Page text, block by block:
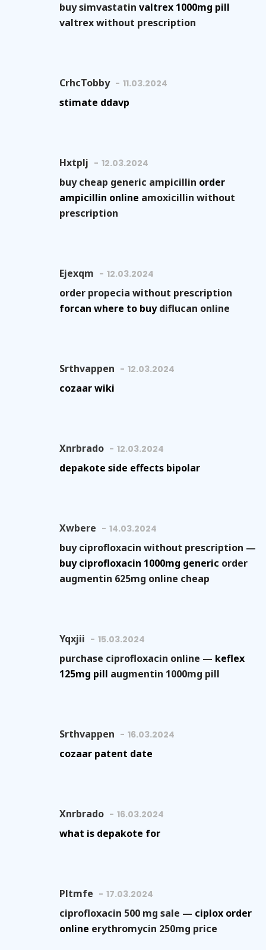
buy simvastatin valtrex 1000mg pill
valtrex without prescription
CrhcTobby 11.03.2024
stimate ddavp
Hxtplj 12.03.2024
buy cheap generic ampicillin order
ampicillin online amoxicillin without
prescription
Ejexqm 12.03.2024
order propecia without prescription
forcan where to buydiflucan online
Srthvappen 12.03.2024
cozaar wiki
Xnrbrado 12.03.2024
depakote side effects bipolar
Xwbere 14.03.2024
buy ciprofloxacin without prescription —
buy ciprofloxacin 1000mg generic order
augmentin 625mg online cheap
Yqxjii 15.03.2024
purchase ciprofloxacin online — keflex
125mg pill augmentin 1000mg pill
Srthvappen 16.03.2024
cozaar patent date
Xnrbrado 16.03.2024
what is depakote for
Pltmfe 17.03.2024
ciprofloxacin 500 mg sale — ciplox order
online erythromycin 250mg price